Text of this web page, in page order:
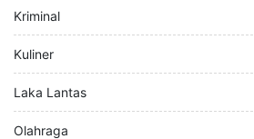
Kriminal
Kuliner
Laka Lantas
Olahraga